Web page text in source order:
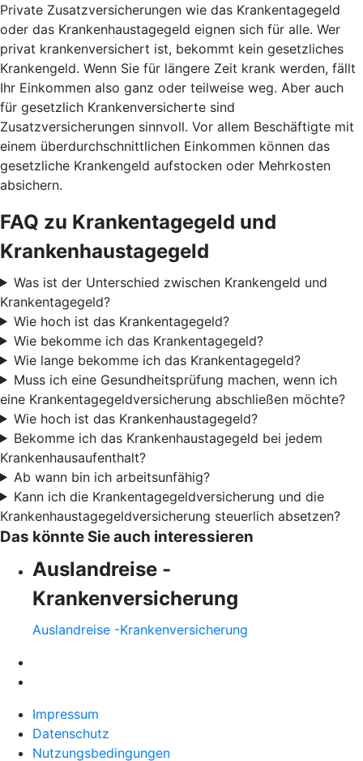
Private Zusatzversicherungen wie das Krankentagegeld
oder das Krankenhaustagegeld eignen sich für alle. Wer
privat krankenversichert ist, bekommt kein gesetzliches
Krankengeld. Wenn Sie für längere Zeit krank werden, fällt
Ihr Einkommen also ganz oder teilweise weg. Aber auch
für gesetzlich Krankenversicherte sind
Zusatzversicherungen sinnvoll. Vor allem Beschäftigte mit
einem überdurchschnittlichen Einkommen können das
gesetzliche Krankengeld aufstocken oder Mehrkosten
absichern.
FAQ zu Krankentagegeld und
Krankenhaustagegeld
Was ist der Unterschied zwischen Krankengeld und
Krankentagegeld?
Wie hoch ist das Krankentagegeld?
Wie bekomme ich das Krankentagegeld?
Wie lange bekomme ich das Krankentagegeld?
Muss ich eine Gesundheitsprüfung machen, wenn ich
eine Krankentagegeldversicherung abschließen möchte?
Wie hoch ist das Krankenhaustagegeld?
Bekomme ich das Krankenhaustagegeld bei jedem
Krankenhausaufenthalt?
Ab wann bin ich arbeitsunfähig?
Kann ich die Krankentagegeldversicherung und die
Krankenhaustagegeldversicherung steuerlich absetzen?
Das könnte Sie auch interessieren
Auslandreise -
Krankenversicherung
Auslandreise -Krankenversicherung
Impressum
Datenschutz
Nutzungsbedingungen